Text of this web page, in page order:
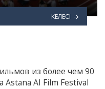
КЕЛЕСІ
из более чем 90
Astana AI Film Festival